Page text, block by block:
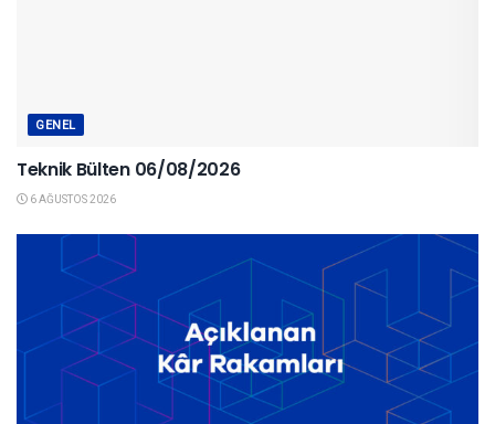
GENEL
Teknik Bülten 06/08/2026
6 AĞUSTOS 2026